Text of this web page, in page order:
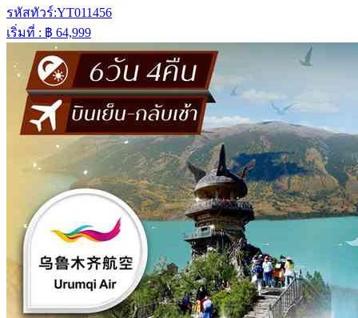
รหัสทัวร์:YT011456
เริ่มที่ : ฿ 64,999